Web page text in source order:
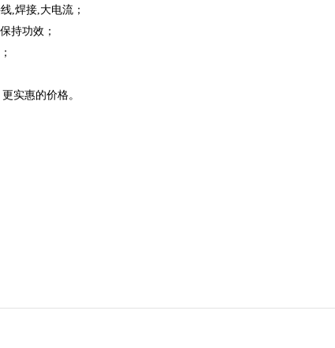
,焊接,大电流；
持功效；
实惠的价格。